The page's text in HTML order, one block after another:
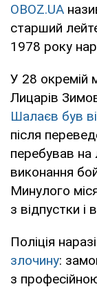
OBOZ.UA
старший
1978 року
У 28 окремій
Лицарів
Шалаєв був
після
перебував на
виконання
Минулого
з відпустки і
Поліція
злочину:
з